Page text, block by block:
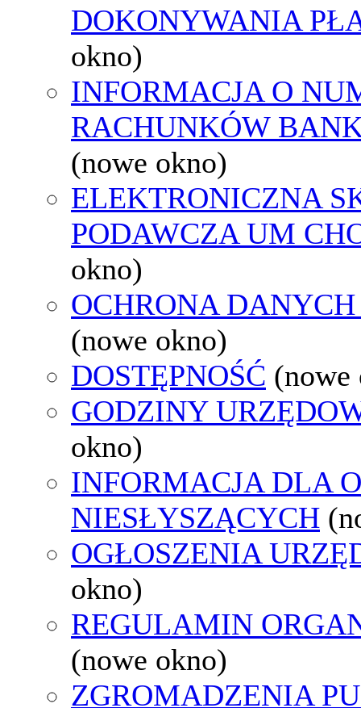
DOKONYWANIA
okno)
INFORMACJA O
RACHUNKÓW
(nowe okno)
ELEKTRONICZNA
PODAWCZA UM
okno)
OCHRONA
(nowe okno)
DOSTĘPNOŚĆ (nowe
GODZINY
okno)
INFORMACJA DLA
NIESŁYSZĄCYCH
OGŁOSZENIA
okno)
REGULAMIN
(nowe okno)
ZGROMADZENIA